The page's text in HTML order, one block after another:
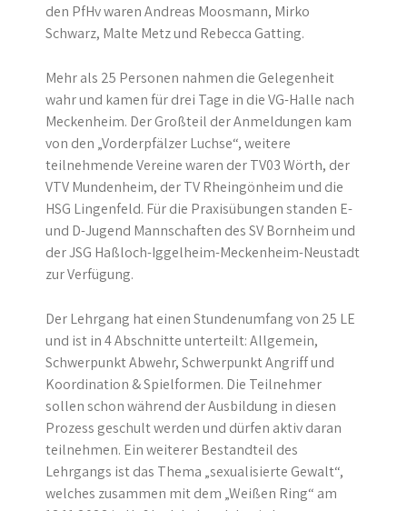
den PfHv waren Andreas Moosmann, Mirko
Schwarz, Malte Metz und Rebecca Gatting.
Mehr als 25 Personen nahmen die Gelegenheit
wahr und kamen für drei Tage in die VG-Halle nach
Meckenheim. Der Großteil der Anmeldungen kam
von den „Vorderpfälzer Luchse“, weitere
teilnehmende Vereine waren der TV03 Wörth, der
VTV Mundenheim, der TV Rheingönheim und die
HSG Lingenfeld. Für die Praxisübungen standen E-
und D-Jugend Mannschaften des SV Bornheim und
der JSG Haßloch-Iggelheim-Meckenheim-Neustadt
zur Verfügung.
Der Lehrgang hat einen Stundenumfang von 25 LE
und ist in 4 Abschnitte unterteilt: Allgemein,
Schwerpunkt Abwehr, Schwerpunkt Angriff und
Koordination & Spielformen. Die Teilnehmer
sollen schon während der Ausbildung in diesen
Prozess geschult werden und dürfen aktiv daran
teilnehmen. Ein weiterer Bestandteil des
Lehrgangs ist das Thema „sexualisierte Gewalt“,
welches zusammen mit dem „Weißen Ring“ am